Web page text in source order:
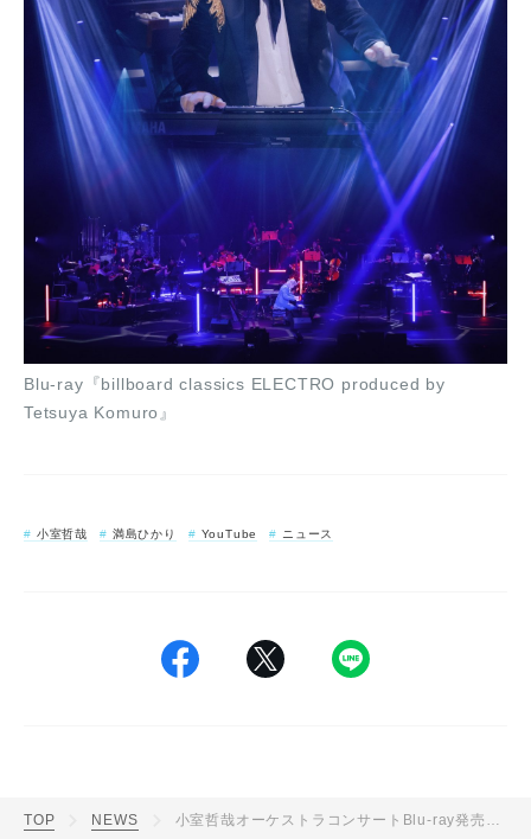
Blu-ray『billboard classics ELECTRO produced by
Tetsuya Komuro』
小室哲哉 満島ひかり YouTube ニュース
TOP NEWS 小室哲哉オーケストラコンサートBlu-ray発売記念、満島ひかり歌唱の「ELECTRIC PROPHET」映像公開